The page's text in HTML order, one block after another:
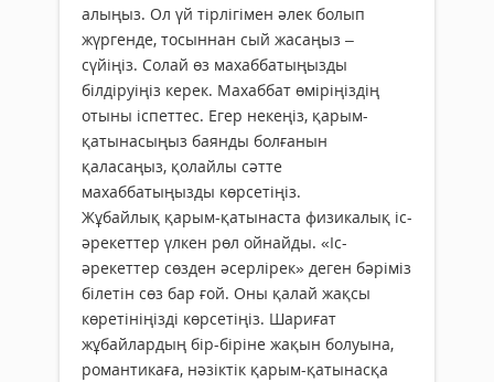
алыңыз. Ол үй тірлігімен әлек болып
жүргенде, тосыннан сый жасаңыз –
сүйіңіз. Солай өз махаббатыңызды
білдіруіңіз керек. Махаббат өміріңіздің
отыны іспеттес. Егер некеңіз, қарым-
қатынасыңыз баянды болғанын
қаласаңыз, қолайлы сәтте
махаббатыңызды көрсетіңіз.
Жұбайлық қарым-қатынаста физикалық іс-
әрекеттер үлкен рөл ойнайды. «Іс-
әрекеттер сөзден әсерлірек» деген бәріміз
білетін сөз бар ғой. Оны қалай жақсы
көретініңізді көрсетіңіз. Шариғат
жұбайлардың бір-біріне жақын болуына,
романтикаға, нәзіктік қарым-қатынасқа